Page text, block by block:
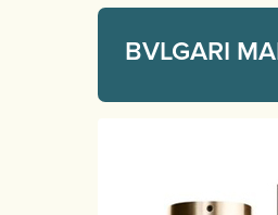
BVLGARI